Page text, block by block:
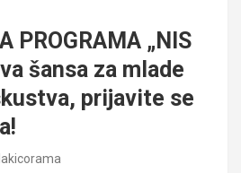
PROGRAMA „NIS
šansa za mlade
prijavite se